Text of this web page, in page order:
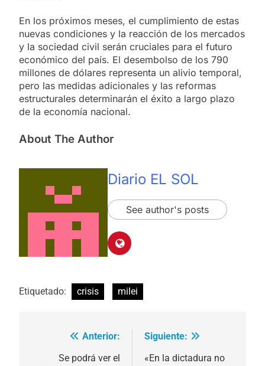
En los próximos meses, el cumplimiento de estas
nuevas condiciones y la reacción de los mercados
y la sociedad civil serán cruciales para el futuro
económico del país. El desembolso de los 790
millones de dólares representa un alivio temporal,
pero las medidas adicionales y las reformas
estructurales determinarán el éxito a largo plazo
de la economía nacional.
About The Author
Diario EL SOL
See author's posts
Etiquetado: crisis milei
Navegación
Anterior:
Se podrá ver el
Siguiente:
«En la dictadura no